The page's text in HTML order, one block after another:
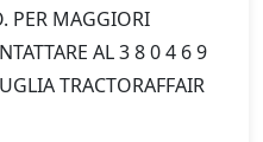
PER MAGGIORI
AL 3 8 0 4 6 9
TRACTORAFFAIR